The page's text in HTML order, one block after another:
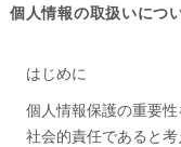
個人情報の取扱いにつ
はじめに
個人情報保護の重要
社会的責任であると